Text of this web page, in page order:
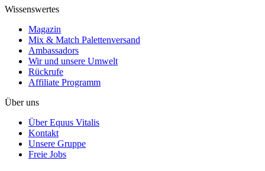
Wissenswertes
Magazin
Mix & Match Palettenversand
Ambassadors
Wir und unsere Umwelt
Rückrufe
Affiliate Programm
Über uns
Über Equus Vitalis
Kontakt
Unsere Gruppe
Freie Jobs